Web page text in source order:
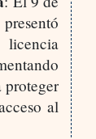
proteger
al